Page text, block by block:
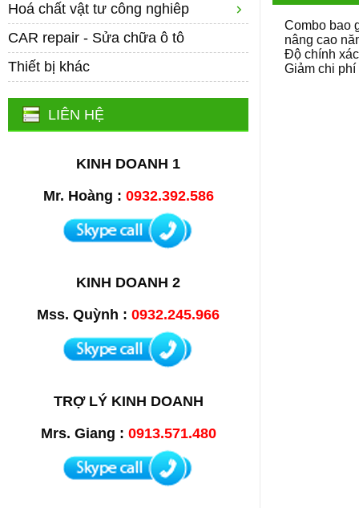
Hoá chất vật tư công nghiêp
CAR repair - Sửa chữa ô tô
Thiết bị khác
LIÊN HỆ
KINH DOANH 1
Mr. Hoàng : 0932.392.586
KINH DOANH 2
Mss. Quỳnh : 0932.245.966
TRỢ LÝ KINH DOANH
Mrs. Giang : 0913.571.480
Combo bao
nâng cao
Độ chính
Giảm chi